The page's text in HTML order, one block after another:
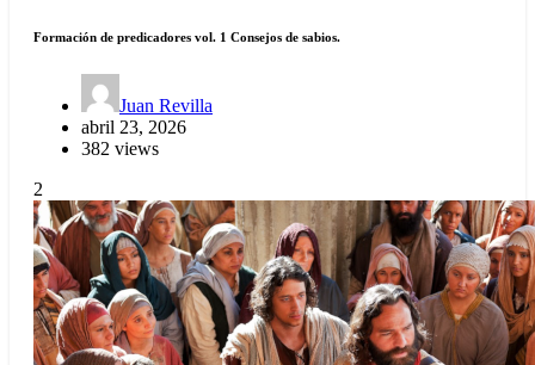
Formación de predicadores vol. 1 Consejos de sabios.
Juan Revilla
abril 23, 2026
382 views
2